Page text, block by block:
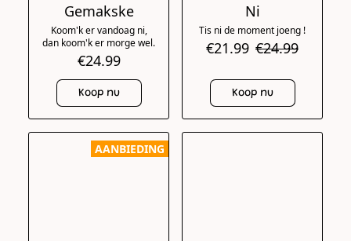
Gemakske
Koom'k er vandoag ni,
dan koom'k er morge wel.
€24.99
Koop nu
Ni
Tis ni de moment joeng !
€21.99 €24.99
Koop nu
AANBIEDING